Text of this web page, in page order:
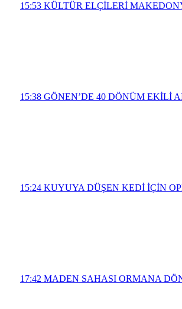
15:53 KÜLTÜR ELÇİLERİ
15:38 GÖNEN’DE 40 DÖNÜM EKİLİ
15:24 KUYUYA DÜŞEN KEDİ İÇİN
17:42 MADEN SAHASI ORMANA